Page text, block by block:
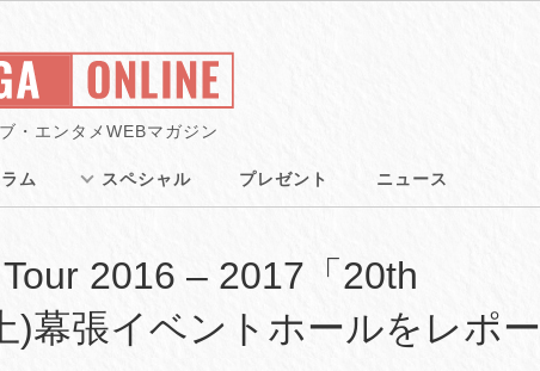
・エンタメWEBマガジン
ム スペシャル プレゼント ニュース
2016 – 2017「20th
)幕張イベントホールをレポー